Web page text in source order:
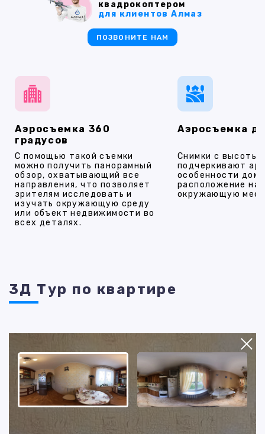
Аэросъемка 360
градусов
С помощью такой съемки
можно получить панорамный
обзор, охватывающий все
направления, что позволяет
зрителям исследовать и
изучать окружающую среду
или объект недвижимости во
всех деталях.
Аэросъемка
Снимки с высоты
подчеркивают
особенности
расположение на
окружающую
квадрокоптером
для клиентов Алмаз
ПОЗВОНИТЕ НАМ
3Д Тур по квартире